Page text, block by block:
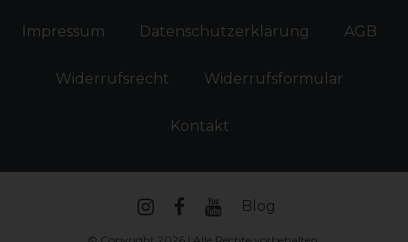
Impressum Daten­schutz­erklärung AGB
Widerrufs­recht Widerrufs­formular
Kontakt
Blog